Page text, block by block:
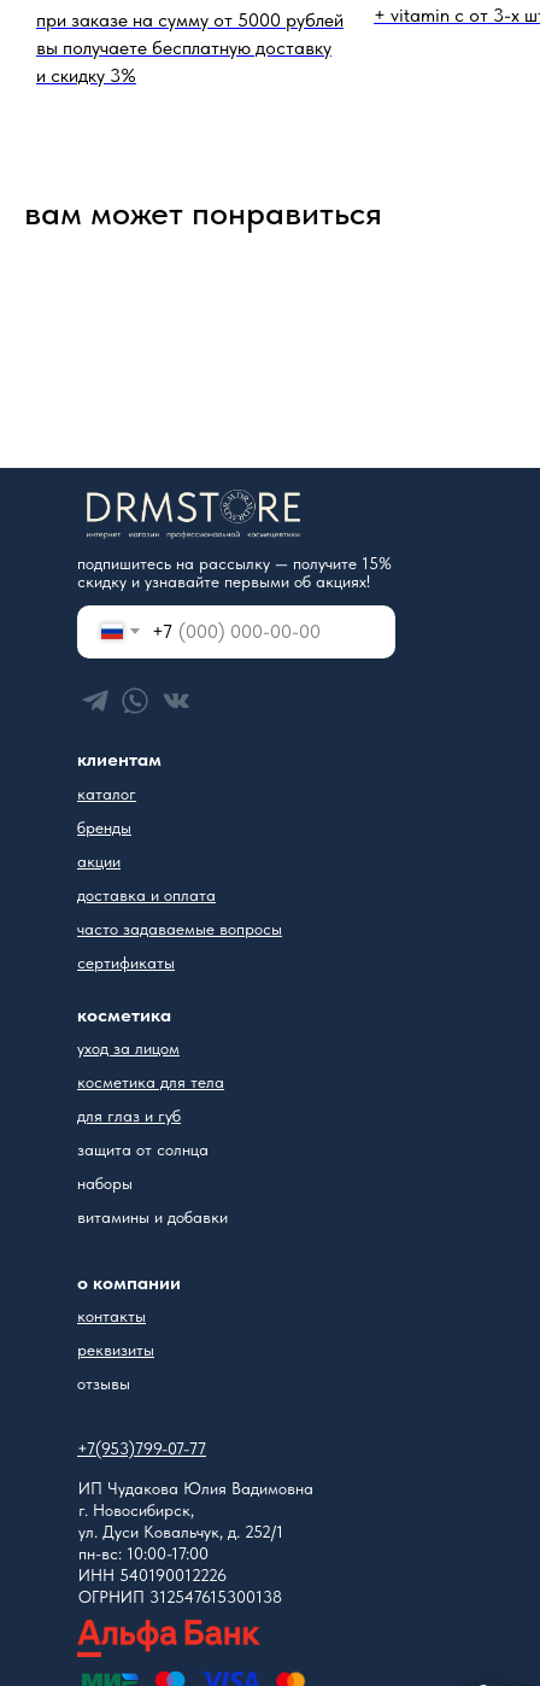
при заказе на сумму от 5000 рублей
вы получаете бесплатную доставку
и скидку 3%
+ vitamin c от 3-х
вам может понравиться
каталог
бренды
акции
доставка и оплата
часто задаваемые вопросы
сертификаты
клиентам
уход за лицом
косметика для тела
для глаз и губ
защита от солнца
наборы
витамины и добавки
косметика
контакты
реквизиты
отзывы
о компании
+7
подпишитесь на рассылку — получите 15%
скидку и узнавайте первыми об акциях!
ИП Чудакова Юлия Вадимовна
г. Новосибирск,
ул. Дуси Ковальчук, д. 252/1
пн-вс: 10:00-17:00
ИНН 540190012226
ОГРНИП 312547615300138
+7(953)799-07-77